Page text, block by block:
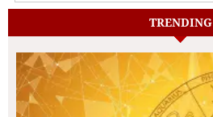
TRENDING